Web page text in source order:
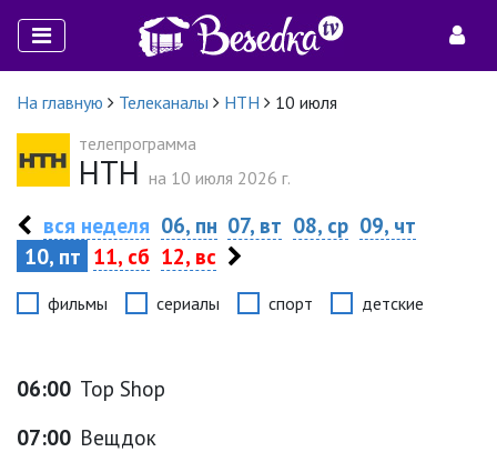
На главную Телеканалы НТН
10 июля
телепрограмма
НТН на 10 июля 2026 г.
вся неделя 06, пн 07, вт 08, ср 09, чт
10, пт 11, сб 12, вс
фильмы сериалы спорт детские
06:00 Top Shop
07:00 Вещдок